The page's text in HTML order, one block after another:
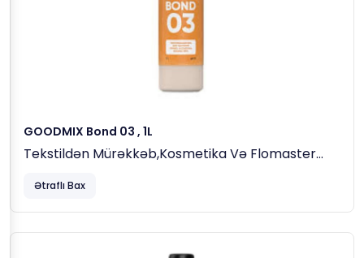
GOODMIX Bond 03 , 1L
Tekstildən Mürəkkəb,kosmetika Və Flomaster
Ətraflı Bax